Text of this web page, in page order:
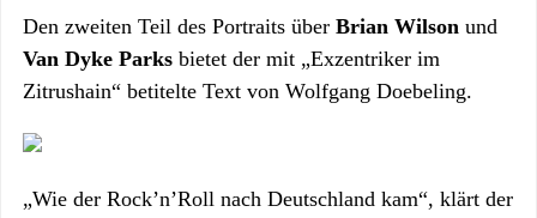
Den zweiten Teil des Portraits über Brian Wilson und
Van Dyke Parks bietet der mit „Exzentriker im
Zitrushain“ betitelte Text von Wolfgang Doebeling.
„Wie der Rock’n’Roll nach Deutschland kam“, klärt der